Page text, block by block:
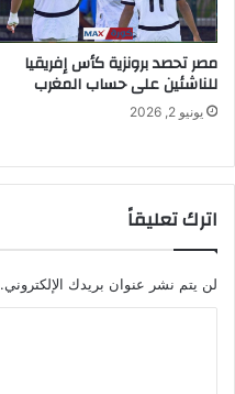
مصر تحصد برونزية كأس إفريقيا
للناشئين على حساب المغرب
يونيو 2, 2026
اترك تعليقاً
لن يتم نشر عنوان بريدك الإلكتروني.